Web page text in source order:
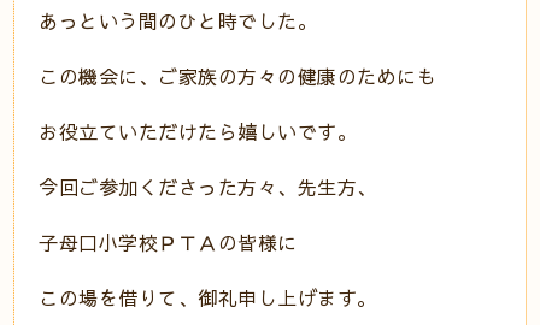
あっという間のひと時でした。
この機会に、ご家族の方々の健康のためにも
お役立ていただけたら嬉しいです。
今回ご参加くださった方々、先生方、
子母口小学校ＰＴＡの皆様に
この場を借りて、御礼申し上げます。